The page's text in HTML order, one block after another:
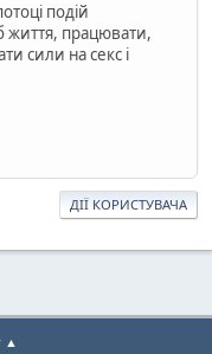
подій
життя, працювати,
сили на секс і
ДІЇ КОРИСТУВАЧА
▲